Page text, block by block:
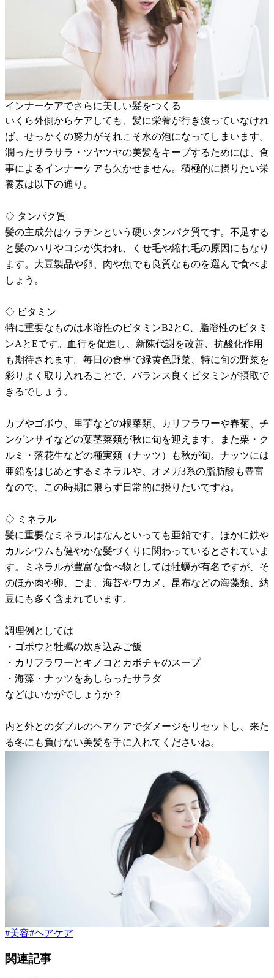
インナーケアでさらに美しい髪をつくる
いくら外側からケアしても、髪に栄養が行き渡っていなけれ
ば、せっかくの努力がそれこそ水の泡になってしまいます。
潤ったサラサラ・ツヤツヤの美髪をキープするためには、食
事によるインナーケアも欠かせません。積極的に摂りたい栄
養素は以下の通り。
◇ タンパク質
髪の主成分はケラチンという硬いタンパク質です。不足する
と髪のハリやコシが失われ、くせ毛や縮れ毛の原因にもなり
ます。大豆製品や卵、肉や魚でも良質なものを選んで食べま
しょう。
◇ ビタミン
特に重要なものは水溶性のビタミンB2とC、脂溶性のビタミ
ンAとEです。血行を促進し、新陳代謝を改善、抗酸化作用
も期待されます。毎日の食事で緑黄色野菜、特に旬の野菜を
彩りよく取り入れることで、バランス良くビタミンが摂取で
きるでしょう。
カブやゴボウ、里芋などの根菜類、カリフラワーや春菊、チ
ンゲンサイなどの葉茎菜類が秋に旬を迎えます。また栗・ク
ルミ・落花生などの種実類（ナッツ）も秋が旬。ナッツには
亜鉛をはじめとするミネラルや、オメガ3系の脂肪酸も豊富
なので、この時期に限らず日常的に摂りたいですね。
◇ ミネラル
髪に重要なミネラルはなんといっても亜鉛です。ほかに鉄や
カルシウムも健やかな髪づくりに関わっているとされていま
す。ミネラルが豊富な食べ物としては牡蠣が有名ですが、そ
のほか肉や卵、ごま、海苔やワカメ、昆布などの海藻類、納
豆にも多く含まれています。
調理例としては
・ゴボウと牡蠣の炊き込みご飯
・カリフラワーとキノコとカボチャのスープ
・海藻・ナッツをあしらったサラダ
などはいかがでしょうか？
内と外とのダブルのヘアケアでダメージをリセットし、来た
る冬にも負けない美髪を手に入れてくださいね。
#美容#ヘアケア
関連記事